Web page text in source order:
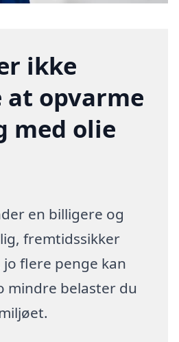
ikke
opvarme
med olie
en billigere og
fremtidssikker
flere penge kan
mindre belaster du